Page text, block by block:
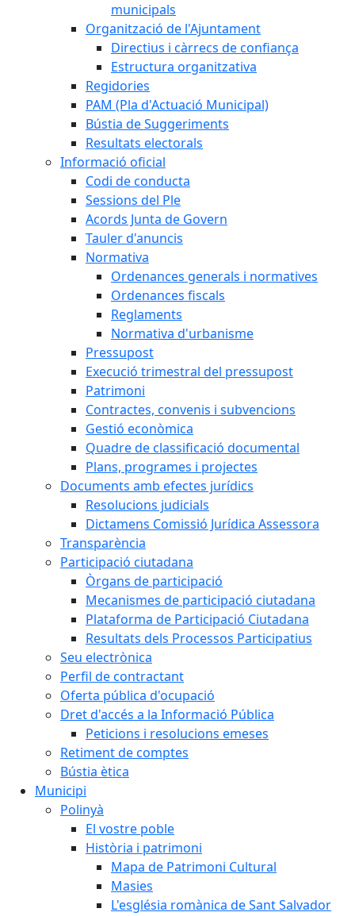
municipals
Organització de l'Ajuntament
Directius i càrrecs de confiança
Estructura organitzativa
Regidories
PAM (Pla d'Actuació Municipal)
Bústia de Suggeriments
Resultats electorals
Informació oficial
Codi de conducta
Sessions del Ple
Acords Junta de Govern
Tauler d'anuncis
Normativa
Ordenances generals i normatives
Ordenances fiscals
Reglaments
Normativa d'urbanisme
Pressupost
Execució trimestral del pressupost
Patrimoni
Contractes, convenis i subvencions
Gestió econòmica
Quadre de classificació documental
Plans, programes i projectes
Documents amb efectes jurídics
Resolucions judicials
Dictamens Comissió Jurídica Assessora
Transparència
Participació ciutadana
Òrgans de participació
Mecanismes de participació ciutadana
Plataforma de Participació Ciutadana
Resultats dels Processos Participatius
Seu electrònica
Perfil de contractant
Oferta pública d'ocupació
Dret d'accés a la Informació Pública
Peticions i resolucions emeses
Retiment de comptes
Bústia ètica
Municipi
Polinyà
El vostre poble
Història i patrimoni
Mapa de Patrimoni Cultural
Masies
L'església romànica de Sant Salvador